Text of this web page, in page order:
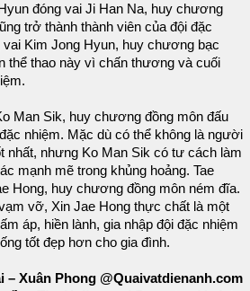
đóng vai Ji Han Na, huy chương
trở thành thành viên của đội đặc
vai Kim Jong Hyun, huy chương bạc
thể thao này vì chấn thương và cuối
Man Sik, huy chương đồng môn đấu
nhiệm. Mặc dù có thể không là người
nhất, nhưng Ko Man Sik có tư cách làm
mạnh mẽ trong khủng hoảng. Tae
Hong, huy chương đồng môn ném đĩa.
vỡ, Xin Jae Hong thực chất là một
áp, hiền lành, gia nhập đội đặc nhiệm
tốt đẹp hơn cho gia đình.
– Xuân Phong @Quaivatdienanh.com